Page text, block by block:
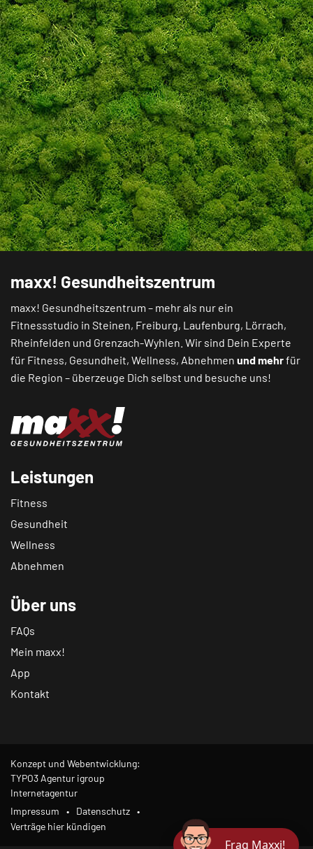
maxx! Gesundheitszentrum
maxx! Gesundheitszentrum – mehr als nur ein
Fitnessstudio in Steinen, Freiburg, Laufenburg, Lörrach,
Rheinfelden und Grenzach-Wyhlen . Wir sind Dein Experte
für Fitness, Gesundheit, Wellness, Abnehmen und mehrfür
die Region – überzeuge Dich selbst und besuche uns!
Leistungen
Fitness
Gesundheit
Wellness
Abnehmen
Über uns
FAQs
Mein maxx!
App
Kontakt
Konzept und Webentwicklung:
TYPO3 Agentur igroup
Internetagentur
Impressum
Datenschutz
Verträge hier kündigen
Frag Maxxi!